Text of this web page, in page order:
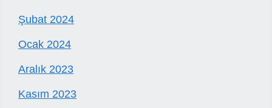
Şubat 2024
Ocak 2024
Aralık 2023
Kasım 2023